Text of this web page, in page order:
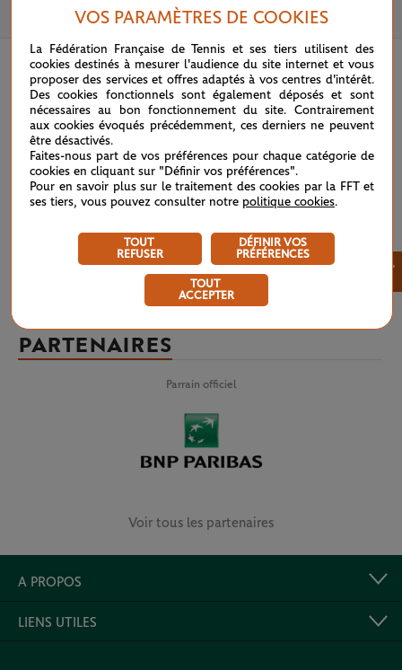
3 JUIN 2021
PARTENAIRES
Parrain officiel
Voir tous les partenaires
A PROPOS
LIENS UTILES
VOS PARAMÈTRES DE COOKIES
La Fédération Française de Tennis et ses tiers utilisent des
cookies destinés à mesurer l'audience du site internet et vous
proposer des services et offres adaptés à vos centres d'intérêt.
Des cookies fonctionnels sont également déposés et sont
nécessaires au bon fonctionnement du site. Contrairement
aux cookies évoqués précédemment, ces derniers ne peuvent
être désactivés.
Faites-nous part de vos préférences pour chaque catégorie de
cookies en cliquant sur "Définir vos préférences".
Pour en savoir plus sur le traitement des cookies par la FFT et
ses tiers, vous pouvez consulter notre politique cookies.
TOUT
REFUSER
DÉFINIR VOS
PRÉFÉRENCES
TOUT
ACCEPTER